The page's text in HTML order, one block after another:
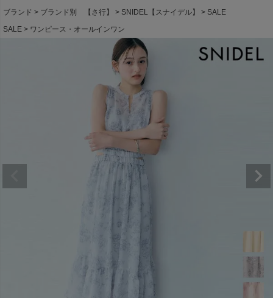
ブランド
ブランド別 【さ行】 SNIDEL【スナイデル】
SALE
SALE
ワンピース・オールインワン